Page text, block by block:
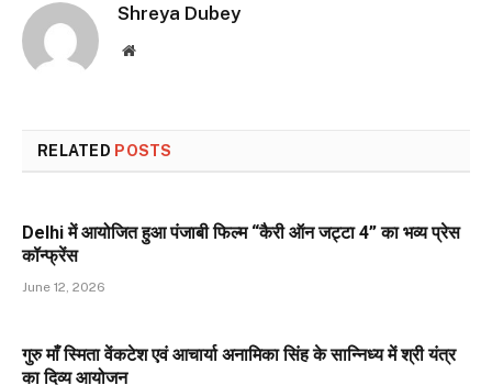
Shreya Dubey
Website
RELATED POSTS
Delhi में आयोजित हुआ पंजाबी फिल्म “कैरी ऑन जट्टा 4” का भव्य प्रेस
कॉन्फ्रेंस
June 12, 2026
गुरु माँ स्मिता वेंकटेश एवं आचार्या अनामिका सिंह के सान्निध्य में श्री यंत्र
का दिव्य आयोजन